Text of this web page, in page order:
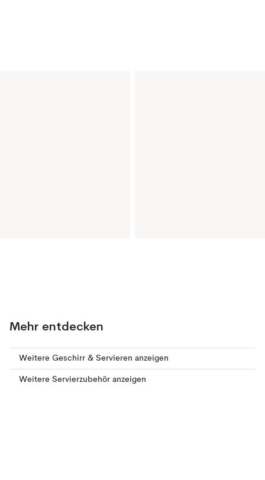
Mehr entdecken
Weitere Geschirr & Servieren anzeigen
Weitere Servierzubehör anzeigen